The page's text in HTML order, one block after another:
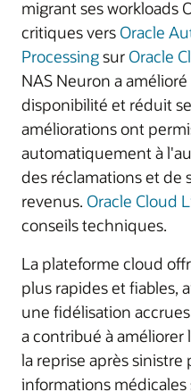
migrant ses workloads
critiques vers Oracle
Processingsur Oracle
NAS Neuron a
disponibilité et réduit
améliorations ont
automatiquement à
des réclamations et de
revenus. Oracle Cloud
conseils techniques.
La plateforme cloud
plus rapides et fiables,
une fidélisation
a contribué à
la reprise après
informations médicales